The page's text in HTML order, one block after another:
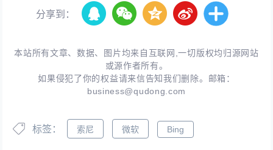
分享到：
本站所有文章、数据、图片均来自互联网,一切版权均归源网站
或源作者所有。
如果侵犯了你的权益请来信告知我们删除。邮箱：
business@qudong.com
标签： 索尼 微软 Bing